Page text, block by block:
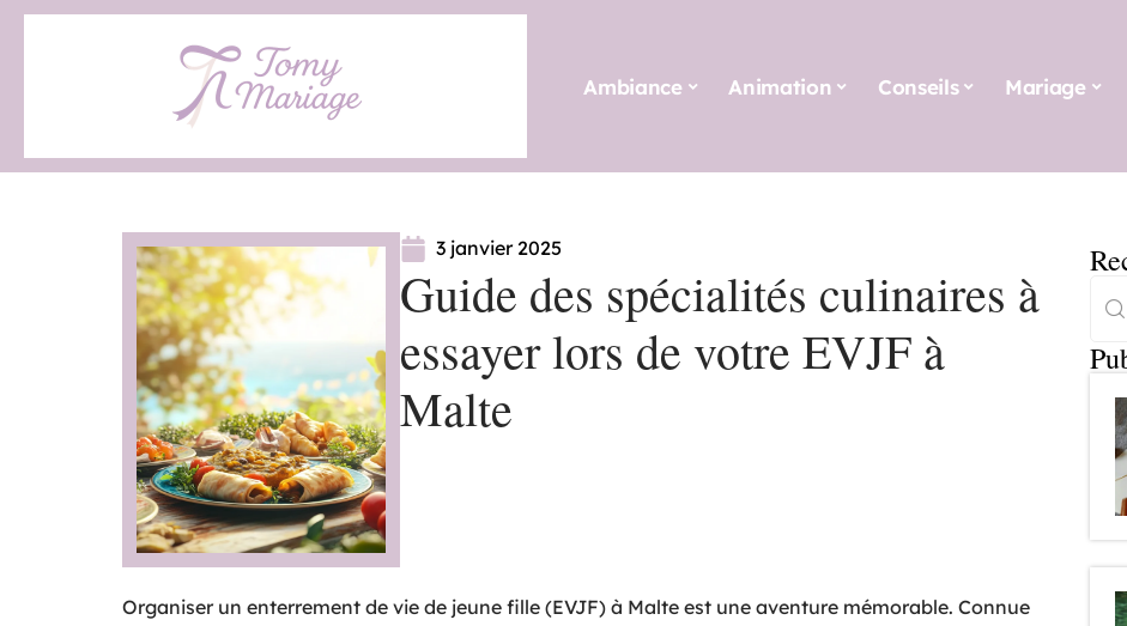
Ambiance Animation Conseils Mariage
3 janvier 2025
Guide des spécialités culinaires à
essayer lors de votre EVJF à
Malte
Organiser un enterrement de vie de jeune fille (EVJF) à Malte est une aventure mémorable. Connue